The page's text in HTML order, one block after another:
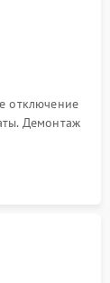
отключение
Демонтаж